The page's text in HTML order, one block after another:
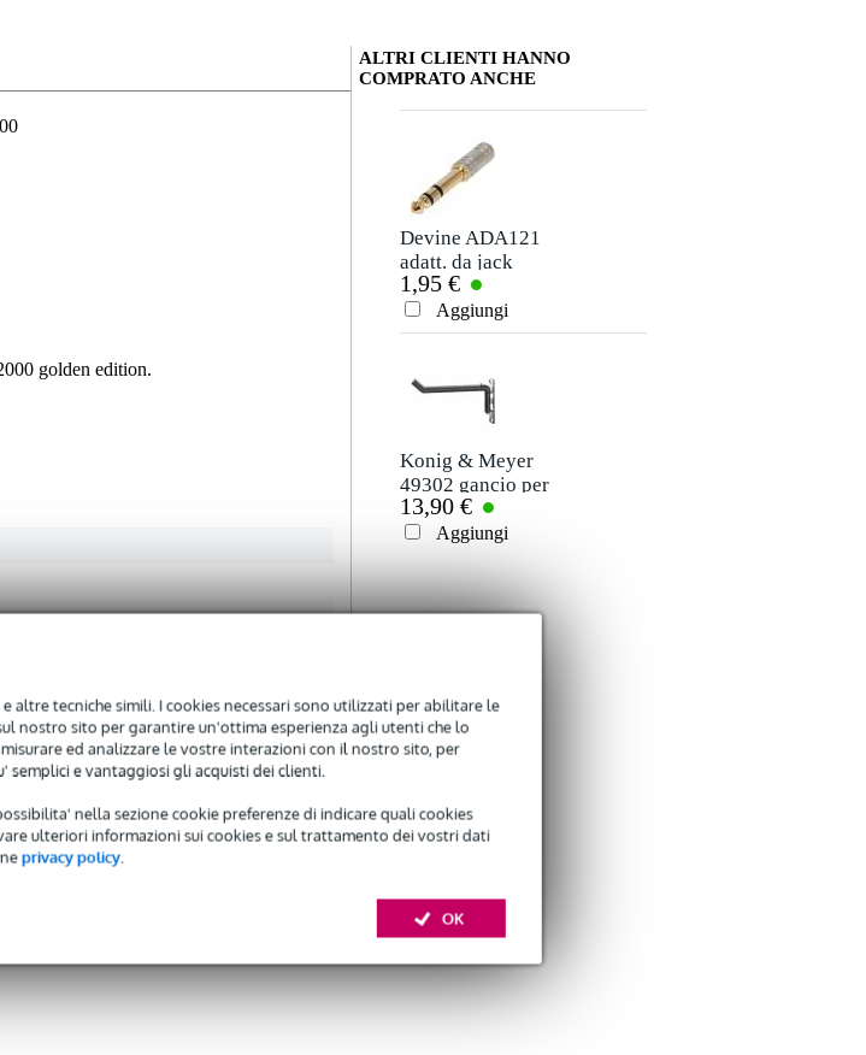
altre tecniche simili. I cookies necessari sono utilizzati per abilitare le
nostro sito per garantire un'ottima esperienza agli utenti che lo
ed analizzare le vostre interazioni con il nostro sito, per
semplici e vantaggiosi gli acquisti dei clienti.
nella sezione cookie preferenze di indicare quali cookies
ulteriori informazioni sui cookies e sul trattamento dei vostri dati
privacy policy.
OK
golden edition.
La tua opinione
Soprannome
Valutazione
Inviare
Non ci sono ancora recensioni per questo prodotto.
ALTRI CLIENTI HANNO
COMPRATO ANCHE
Devine ADA121
adatt. da jack
stereo 3,5 mm a
jack stereo 6,35
mm
1,95 €
Aggiungi
Konig & Meyer
49302 gancio per
cuffie
13,90 €
Aggiungi